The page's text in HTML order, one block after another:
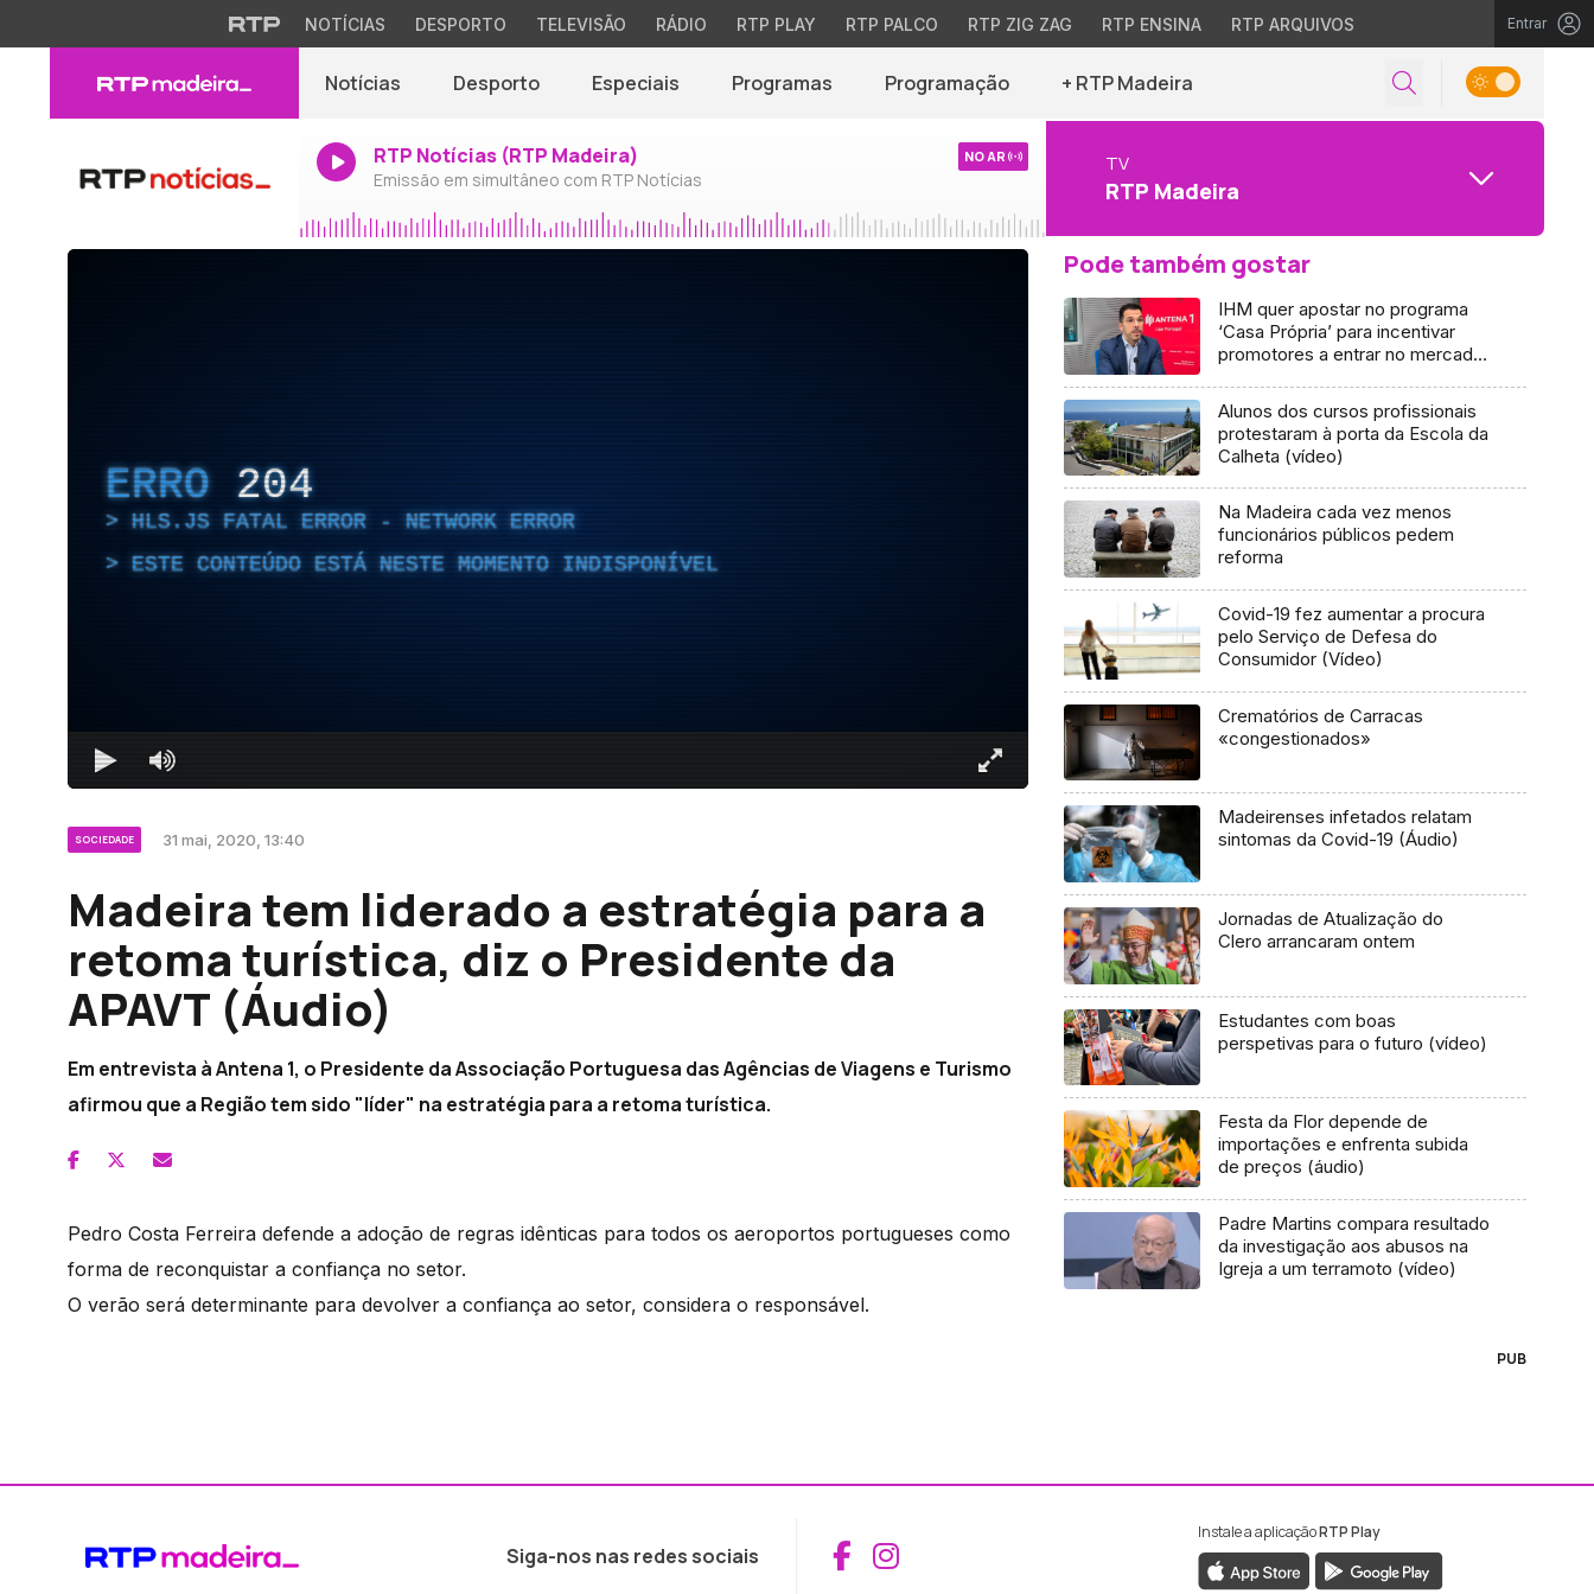
NOTÍCIAS DESPORTO TELEVISÃO RÁDIO RTP PLAY RTP PALCO RTP ZIG ZAG RTP ENSINA RTP ARQUIVOS Entrar
Notícias Desporto Especiais Programas Programação + RTP Madeira
RTP Notícias (RTP Madeira)
Emissão em simultâneo com RTP Notícias
NO AR TV
RTP Madeira
ERRO 204
HLS.JS FATAL ERROR - NETWORK ERROR
ESTE CONTEÚDO ESTÁ NESTE MOMENTO INDISPONÍVEL
SOCIEDADE 31 mai, 2020, 13:40
Madeira tem liderado a estratégia para a
retoma turística, diz o Presidente da
APAVT (Áudio)
Em entrevista à Antena 1, o Presidente da Associação Portuguesa das Agências de Viagens e Turismo
afirmou que a Região tem sido "líder" na estratégia para a retoma turística.
Pedro Costa Ferreira defende a adoção de regras idênticas para todos os aeroportos portugueses como
forma de reconquistar a confiança no setor.
O verão será determinante para devolver a confiança ao setor, considera o responsável.
Pode também gostar
IHM quer apostar no programa
‘Casa Própria’ para incentivar
promotores a entrar no mercado
Alunos dos cursos profissionais
protestaram à porta da Escola da
Calheta (vídeo)
Na Madeira cada vez menos
funcionários públicos pedem
reforma
Covid-19 fez aumentar a procura
pelo Serviço de Defesa do
Consumidor (Vídeo)
Crematórios de Carracas
«congestionados»
Madeirenses infetados relatam
sintomas da Covid-19 (Áudio)
Jornadas de Atualização do
Clero arrancaram ontem
Estudantes com boas
perspetivas para o futuro (vídeo)
Festa da Flor depende de
importações e enfrenta subida
de preços (áudio)
Padre Martins compara resultado
da investigação aos abusos na
Igreja a um terramoto (vídeo)
PUB
Siga-nos nas redes sociais Aceder ao Facebook da RTP Madeira
Aceder ao Instagram da RTP Madeira
Instale a aplicaçãoRTP Play